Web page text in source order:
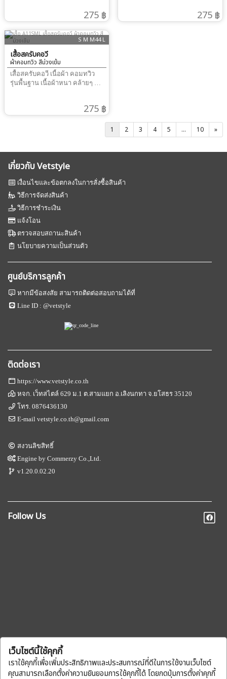
เว็บไซต์นี้ใช้คุกกี้
เราใช้คุกกี้เพื่อเพิ่มประสิทธิภาพและประสบการณ์ที่ดีในการใช้งานเว็บไซต์
คุณสามารถเลือกตั้งค่าความยินยอมการใช้คุกกี้ได้ โดยกดปุ่มการตั้งค่าคุกกี้
แนะนำให้วัด สะโพก เผื่อหลวม 4-
6 นิ้ว ขึ้นกับสรีระ ผู้สวมใส่ หากไม่
รองรับ งานปัก ปักอก - ปักชื่อได้
ปักฝีเข็มแน่นๆ ได้รุ่นนี้คลีนิค โรง
พยาบาลสัตว์ สั่งให้พนักงาน กัน
เยอะค่ะ ทรงเสื้อ คอวีกระเป๋าอก
1 ล่าง 2 พร้อมช่องเสียบปากกา
แขนซ้าย การวัดขนาด ชุด เสื้อ
แนะนำให้วัด รอบอกจริง และ เผื่อ
หลวม 4-6 นิ้ว ขึ้นกับสรีระ ผู้สวม
แนะนำให้วัด สะโพก เผื่อหลวม 4-
6 นิ้ว ขึ้นกับสรีระ ผู้สวมใส่ หากไม่
: 0876436130
275 ฿
รองรับ งานปัก ปักอก - ปักชื่อได้
มั่นใจการวัดขนาด สอบถาม แอ
ดมิน เพิ่มเติมได้ที่ Line ID :
: 0876436130
275 ฿
S M M44 L
เสื้อสครับคอวี
ผ้าคอมทวิว สีม่วงเข้ม
เสื้อสครับคอวี เนื้อผ้า คอมทวิว
รุ่นพื้นฐาน เนื้อผ้าหนา คล้ายๆ กับ
รองรับ งานปัก ปักอก - ปักชื่อได้
แขนซ้าย การวัดขนาด ชุด เสื้อ
หลวม 4-6 นิ้ว ขึ้นกับสรีระ ผู้สวม
ใส่ กางเกง เอวยืด พร้อมสายผูก
6 นิ้ว ขึ้นกับสรีระ ผู้สวมใส่ หากไม่
มั่นใจการวัดขนาด สอบถาม แอ
ดมิน เพิ่มเติมได้ที่ Line ID :
@vetstylehttps://www.facebook.com/ScrubVetstyleTel
: 0876436130
275 ฿
1 2 3 4 5 ... 10 »
เกี่ยวกับ Vetstyle
เงื่อนไขและข้อตกลงในการสั่งซื้อสินค้า
วิธีการจัดส่งสินค้า
วิธีการชำระเงิน
แจ้งโอน
ตรวจสอบสถานะสินค้า
นโยบายความเป็นส่วนตัว
ศูนย์บริการลูกค้า
หากมีข้อสงสัย สามารถติดต่อสอบถามได้ที่
Line ID :@vetstyle
ติดต่อเรา
https://www.vetstyle.co.th
หจก. เว็ทสไตล์ 629 ม.1 ต.สามแยก อ.เลิงนกทา จ.ยโสธร 35120
โทร.0876436130
E-mailvetstyle.co.th@gmail.com
สงวนลิขสิทธิ์
Engine byCommerzy Co.,Ltd.
v1.20.0.02.20
Follow Us